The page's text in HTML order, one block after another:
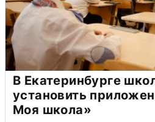
В Екатеринбурге
установить
Моя школа»